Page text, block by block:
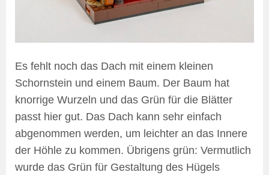
Es fehlt noch das Dach mit einem kleinen
Schornstein und einem Baum. Der Baum hat
knorrige Wurzeln und das Grün für die Blätter
passt hier gut. Das Dach kann sehr einfach
abgenommen werden, um leichter an das Innere
der Höhle zu kommen. Übrigens grün: Vermutlich
wurde das Grün für Gestaltung des Hügels